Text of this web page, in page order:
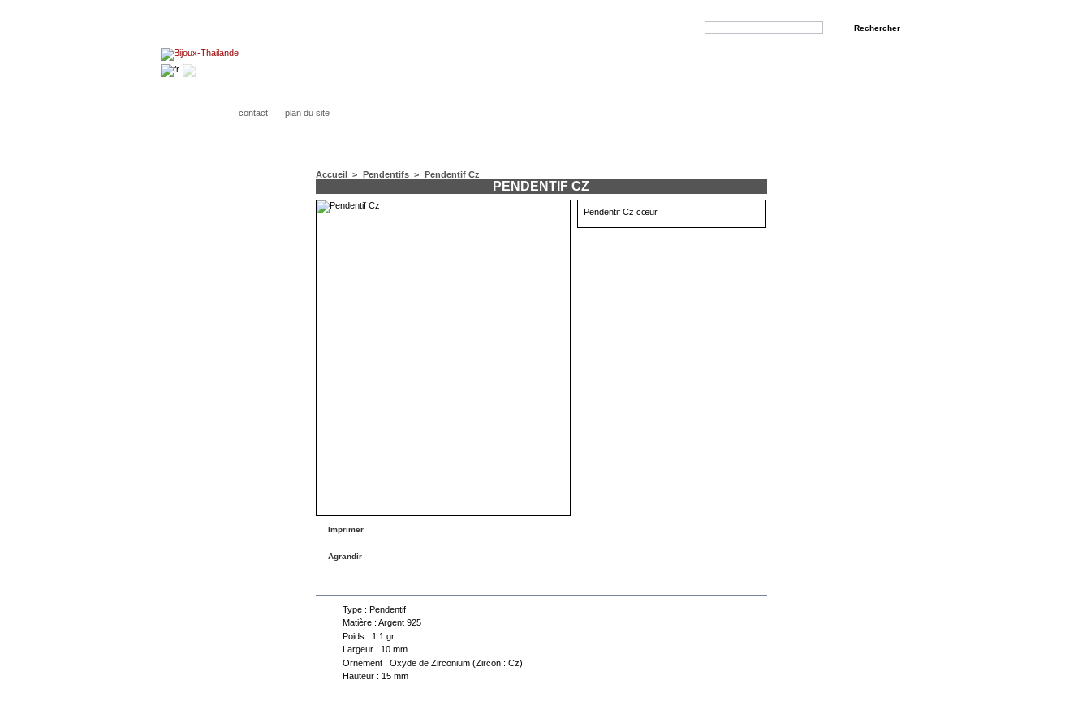
contact plan du site
Accueil > Pendentifs > Pendentif Cz
PENDENTIF CZ
Imprimer
Agrandir
Pendentif Cz cœur
Type : Pendentif
Matière : Argent 925
Poids : 1.1 gr
Largeur : 10 mm
Ornement : Oxyde de Zirconium (Zircon : Cz)
Hauteur : 15 mm